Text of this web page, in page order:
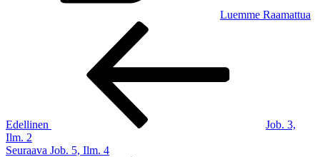
Luemme Raamattua
Edellinen
Job. 3,
Ilm. 2
Seuraava
Seuraava Job. 5, Ilm. 4